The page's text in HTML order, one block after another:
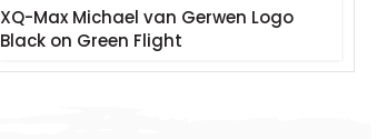
XQ-Max Michael van Gerwen Logo
Black on Green Flight